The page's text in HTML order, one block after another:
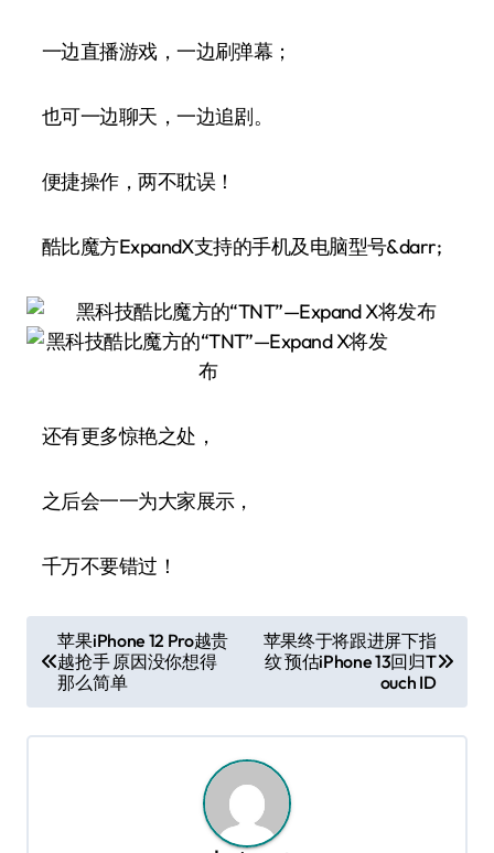
一边直播游戏，一边刷弹幕；
也可一边聊天，一边追剧。
便捷操作，两不耽误！
酷比魔方ExpandX支持的手机及电脑型号&darr;
还有更多惊艳之处，
之后会一一为大家展示，
千万不要错过！
章
导
航
苹果iPhone 12 Pro越贵
越抢手 原因没你想得
那么简单
苹果终于将跟进屏下指
纹 预估iPhone 13回归T
ouch ID